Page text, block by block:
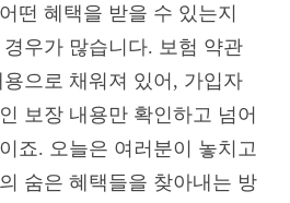
떤 혜택을 받을 수 있는지
우가 많습니다. 보험 약관
으로 채워져 있어, 가입자
보장 내용만 확인하고 넘어
죠. 오늘은 여러분이 놓치고
숨은 혜택들을 찾아내는 방